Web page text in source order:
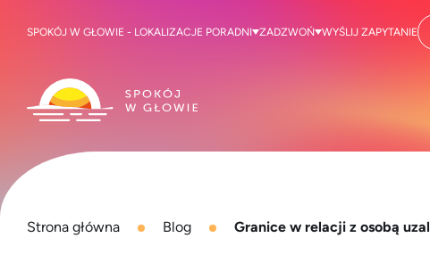
Strona główna Blog Granice w relacji z osobą
SPOKÓJ W GŁOWIE - LOKALIZACJE PORADNI ZADZWOŃ WYŚLIJ ZAPYTANIE